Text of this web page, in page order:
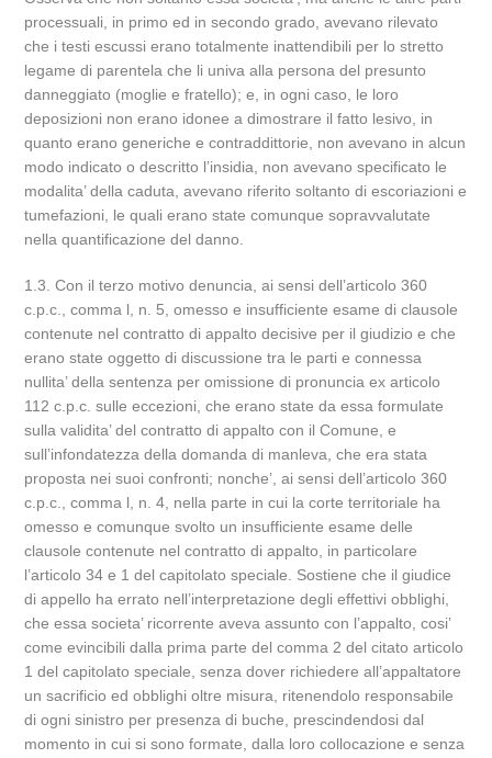
processuali, in primo ed in secondo grado, avevano rilevato
che i testi escussi erano totalmente inattendibili per lo stretto
legame di parentela che li univa alla persona del presunto
danneggiato (moglie e fratello); e, in ogni caso, le loro
deposizioni non erano idonee a dimostrare il fatto lesivo, in
quanto erano generiche e contraddittorie, non avevano in alcun
modo indicato o descritto l’insidia, non avevano specificato le
modalita’ della caduta, avevano riferito soltanto di escoriazioni e
tumefazioni, le quali erano state comunque sopravvalutate
nella quantificazione del danno.
1.3. Con il terzo motivo denuncia, ai sensi dell’articolo 360
c.p.c., comma l, n. 5, omesso e insufficiente esame di clausole
contenute nel contratto di appalto decisive per il giudizio e che
erano state oggetto di discussione tra le parti e connessa
nullita’ della sentenza per omissione di pronuncia ex articolo
112 c.p.c. sulle eccezioni, che erano state da essa formulate
sulla validita’ del contratto di appalto con il Comune, e
sull’infondatezza della domanda di manleva, che era stata
proposta nei suoi confronti; nonche’, ai sensi dell’articolo 360
c.p.c., comma l, n. 4, nella parte in cui la corte territoriale ha
omesso e comunque svolto un insufficiente esame delle
clausole contenute nel contratto di appalto, in particolare
l’articolo 34 e 1 del capitolato speciale. Sostiene che il giudice
di appello ha errato nell’interpretazione degli effettivi obblighi,
che essa societa’ ricorrente aveva assunto con l’appalto, cosi’
come evincibili dalla prima parte del comma 2 del citato articolo
1 del capitolato speciale, senza dover richiedere all’appaltatore
un sacrificio ed obblighi oltre misura, ritenendolo responsabile
di ogni sinistro per presenza di buche, prescindendosi dal
momento in cui si sono formate, dalla loro collocazione e senza